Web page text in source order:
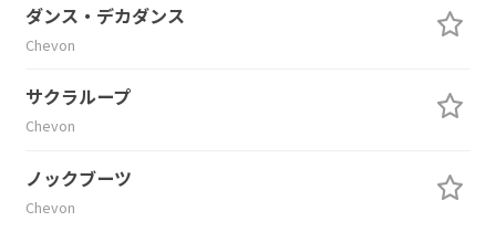
ダンス・デカダンス
Chevon
サクラループ
Chevon
ノックブーツ
Chevon